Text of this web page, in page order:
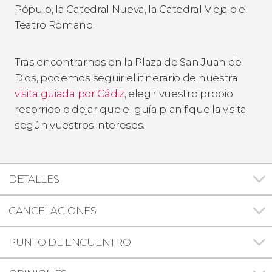
Pópulo, la Catedral Nueva, la Catedral Vieja o el
Teatro Romano.
Tras encontrarnos en la Plaza de San Juan de
Dios, podemos seguir el itinerario de nuestra
visita guiada por Cádiz, elegir vuestro propio
recorrido o dejar que el guía planifique la visita
según vuestros intereses.
DETALLES
CANCELACIONES
PUNTO DE ENCUENTRO